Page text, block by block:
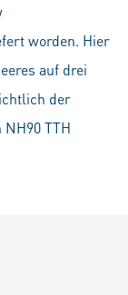
worden. Hier
auf drei
der
TTH